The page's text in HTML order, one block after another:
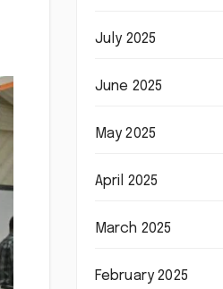
July 2025
June 2025
May 2025
April 2025
March 2025
February 2025